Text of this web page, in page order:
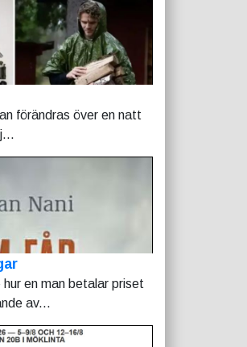
förändras över en natt
en man betalar priset
av...